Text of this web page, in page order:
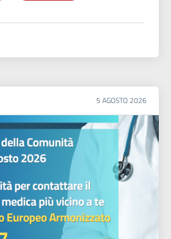
5 AGOSTO 2026